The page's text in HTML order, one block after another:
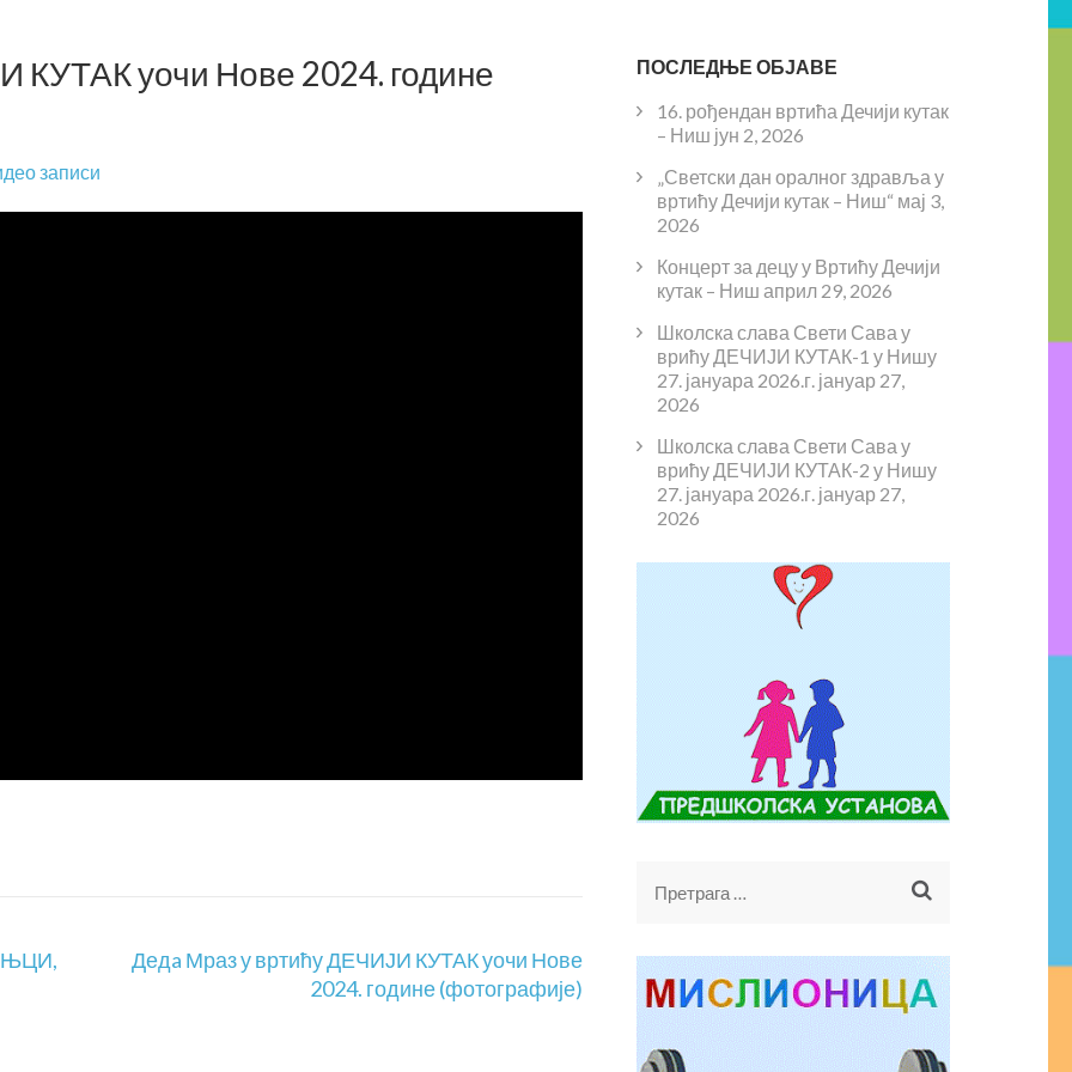
КУТАК уочи Нове 2024. године
записи
Дедa Мраз у вртићу ДЕЧИЈИ КУТАК уочи Нове
2024. године (фотографије)
ПОСЛЕДЊЕ ОБЈАВЕ
16. рођендан вртића Дечији кутак
– Ниш јун 2, 2026
„Светски дан оралног здравља у
вртићу Дечији кутак – Ниш“ мај 3,
2026
Концерт за децу у Вртићу Дечији
кутак – Ниш април 29, 2026
Школска слава Свети Сава у
врићу ДЕЧИЈИ КУТАК-1 у Нишу
27. јануара 2026.г. јануар 27,
2026
Школска слава Свети Сава у
врићу ДЕЧИЈИ КУТАК-2 у Нишу
27. јануара 2026.г. јануар 27,
2026
Претрага